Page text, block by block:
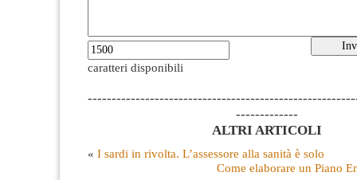
caratteri disponibili
-------------
ALTRI ARTICOLI
« I sardi in rivolta. L’assessore alla sanità è solo
Come elaborare un Piano